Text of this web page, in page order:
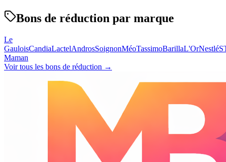
Bons de réduction par marque
Le
GauloisCandiaLactelAndrosSoignonMéoTassimoBarillaL'OrNestlé
Maman
Voir tous les bons de réduction →